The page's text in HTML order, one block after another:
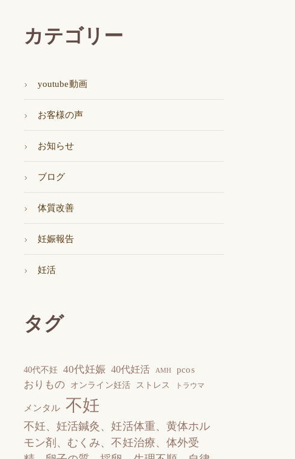
カテゴリー
youtube動画
お客様の声
お知らせ
ブログ
体質改善
妊娠報告
妊活
タグ
40代不妊 40代妊娠 40代妊活 AMH pcos
おりもの オンライン妊活 ストレス トラウマ
メンタル 不妊
不妊、妊活鍼灸、妊活体重、黄体ホル
モン剤、むくみ、不妊治療、体外受